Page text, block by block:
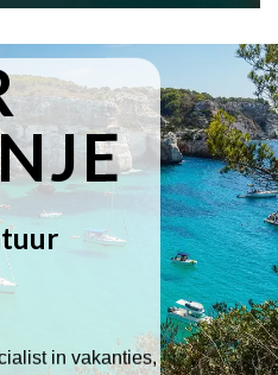
in vakanties,